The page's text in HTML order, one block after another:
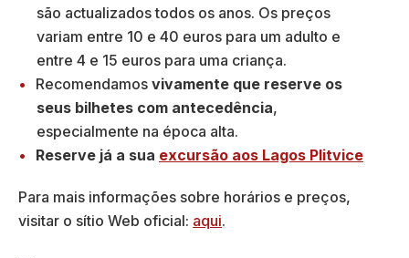
são actualizados todos os anos. Os preços
variam entre 10 e 40 euros para um adulto e
entre 4 e 15 euros para uma criança.
Recomendamos vivamente que reserve os
seus bilhetes com antecedência,
especialmente na época alta.
Reserve já a sua excursão aos Lagos Plitvice
Para mais informações sobre horários e preços,
visitar o sítio Web oficial: aqui.